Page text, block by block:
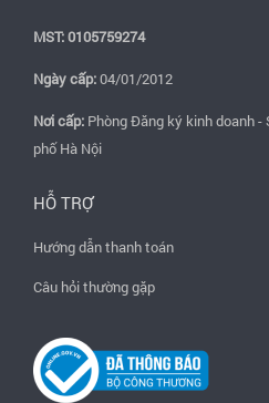
MST: 0105759274
Ngày cấp:04/01/2012
Nơi cấp: Phòng Đăng ký kinh doanh
phố Hà Nội
HỖ TRỢ
Hướng dẫn thanh toán
Câu hỏi thường gặp